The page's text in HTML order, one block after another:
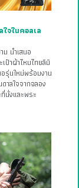
จในคอลเล
ม นำเสนอ
ป๋าผ้าไหมไทยลิมิ
รุ่นใหม่พร้อมงาน
าลใจจากฉลอง
นั่งและพระ